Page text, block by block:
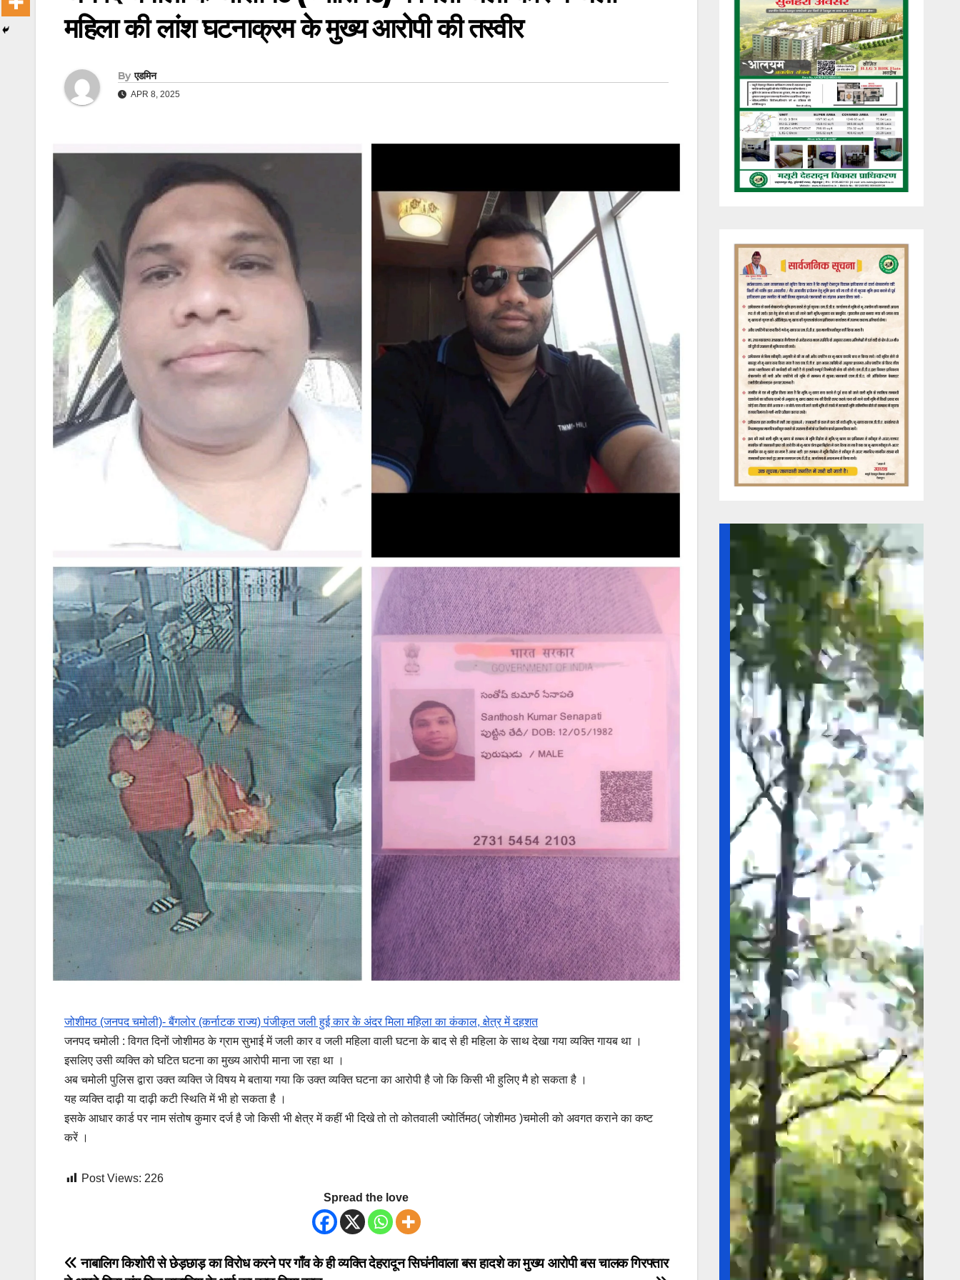
महिला की लांश घटनाक्रम के मुख्य आरोपी की तस्वीर
By एडमिन
APR 8, 2025
जोशीमठ (जनपद चमोली)- बैंगलोर (कर्नाटक राज्य) पंजीकृत जली हुई कार के अंदर मिला महिला का कंकाल, क्षेत्र में दहशत
जनपद चमोली : विगत दिनों जोशीमठ के ग्राम सुभाई में जली कार व जली महिला वाली घटना के बाद से ही महिला के साथ देखा गया व्यक्ति गायब था ।
इसलिए उसी व्यक्ति को घटित घटना का मुख्य आरोपी माना जा रहा था ।
अब चमोली पुलिस द्वारा उक्त व्यक्ति जे विषय मे बताया गया कि उक्त व्यक्ति घटना का आरोपी है जो कि किसी भी हुलिए मै हो सकता है ।
यह व्यक्ति दाढ़ी या दाढ़ी कटी स्थिति में भी हो सकता है ।
इसके आधार कार्ड पर नाम संतोष कुमार दर्ज है जो किसी भी क्षेत्र में कहीं भी दिखे तो तो कोतवाली ज्योर्तिमठ( जोशीमठ )चमोली को अवगत कराने का कष्ट
करें ।
Post Views: 226
Spread the love
Post
देहरादून सिघंनीवाला बस हादशे का मुख्य आरोपी बस चालक गिरफ्तार
नाबालिग किशोरी से छेड़छाड़ का विरोध करने पर गाँव के ही व्यक्ति